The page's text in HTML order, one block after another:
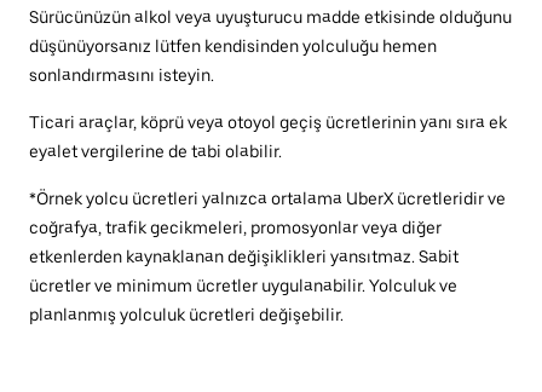
Sürücünüzün alkol veya uyuşturucu madde etkisinde olduğunu
düşünüyorsanız lütfen kendisinden yolculuğu hemen
sonlandırmasını isteyin.
Ticari araçlar, köprü veya otoyol geçiş ücretlerinin yanı sıra ek
eyalet vergilerine de tabi olabilir.
*Örnek yolcu ücretleri yalnızca ortalama UberX ücretleridir ve
coğrafya, trafik gecikmeleri, promosyonlar veya diğer
etkenlerden kaynaklanan değişiklikleri yansıtmaz. Sabit
ücretler ve minimum ücretler uygulanabilir. Yolculuk ve
planlanmış yolculuk ücretleri değişebilir.